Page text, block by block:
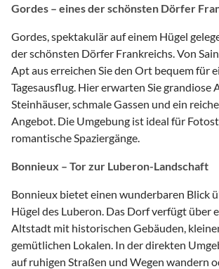
Gordes – eines der schönsten Dörfer
Gordes, spektakulär auf einem Hügel
der schönsten Dörfer Frankreichs. Von
Apt aus erreichen Sie den Ort bequem für
Tagesausflug. Hier erwarten Sie grandiose
Steinhäuser, schmale Gassen und ein
Angebot. Die Umgebung ist ideal für
romantische Spaziergänge.
Bonnieux – Tor zur Luberon-Landschaft
Bonnieux bietet einen wunderbaren Blick
Hügel des Luberon. Das Dorf verfügt über
Altstadt mit historischen Gebäuden,
gemütlichen Lokalen. In der direkten
auf ruhigen Straßen und Wegen wandern